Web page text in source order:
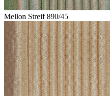
Mellon Streif 890/45